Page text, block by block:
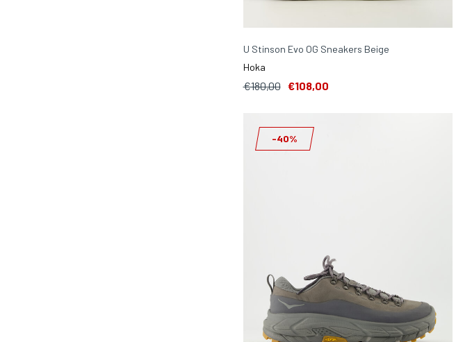
U Stinson Evo OG Sneakers Beige
Hoka
€180,00 €108,00
-40%